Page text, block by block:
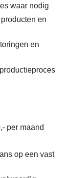
waar nodig
en
en
per maand
op een vast